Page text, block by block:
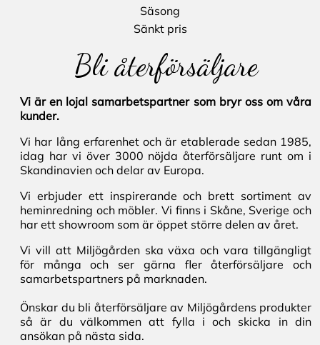
Säsong
Sänkt pris
Bli återförsäljare
Vi är en lojal samarbetspartner som bryr oss om våra
kunder.
Vi har lång erfarenhet och är etablerade sedan 1985,
idag har vi över 3000 nöjda återförsäljare runt om i
Skandinavien och delar av Europa.
Vi erbjuder ett inspirerande och brett sortiment av
heminredning och möbler. Vi finns i Skåne, Sverige och
har ett showroom som är öppet större delen av året.
Vi vill att Miljögården ska växa och vara tillgängligt
för många och ser gärna fler återförsäljare och
samarbetspartners på marknaden.
Önskar du bli återförsäljare av Miljögårdens produkter
så är du välkommen att fylla i och skicka in din
ansökan på nästa sida.